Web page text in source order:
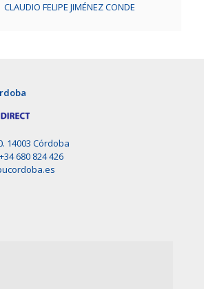
CLAUDIO FELIPE JIMÉNEZ CONDE
14003 Córdoba
+34 680 824 426